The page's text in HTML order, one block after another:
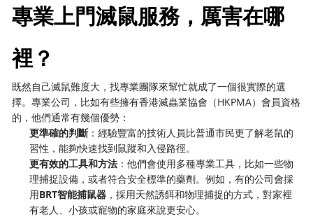
專業上門滅鼠服務，厲害在哪
裡？
既然自己滅鼠難度大，找專業團隊來幫忙就成了一個很實際的選
擇。專業公司，比如有些擁有香港滅蟲業協會（HKPMA）會員資格
的，他們通常有幾個優勢：
更準確的判斷：經驗豐富的技術人員比普通市民更了解老鼠的
習性，能夠快速找到鼠蹤和入侵路徑。
更有效的工具和方法 ：他們會使用多種專業工具，比如一些物
理捕捉設備，或者符合安全標準的藥劑。例如，有的公司會採
用BRT智能捕鼠器 ，採用天然誘餌和物理捕捉的方式，對家裡
有老人、小孩或寵物的家庭來說更安心。